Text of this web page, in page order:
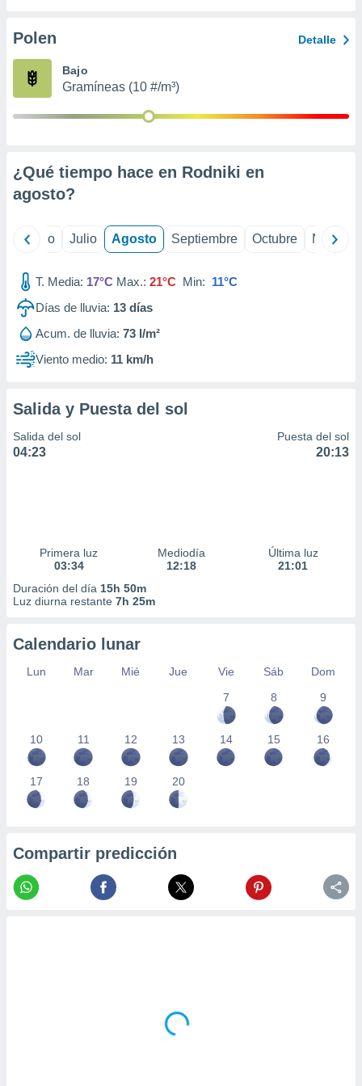
e
mediante
de
1199
Polen Detalle
Bajo
Gramíneas (10 #/m³)
¿Qué tiempo hace en Rodniki en
agosto?
Junio Julio Agosto Septiembre Octubre
T. Media: 17°C Max.: 21°C Min: 11°C
Días de lluvia: 13 días
Acum. de lluvia: 73 l/m²
Viento medio: 11 km/h
Salida y Puesta del sol
Salida del sol
04:23
Puesta del sol
20:13
Primera luz
03:34
Mediodía
12:18
Última luz
21:01
Duración del día 15h 50m
Luz diurna restante 7h 25m
Calendario lunar
Lun Mar Mié Jue Vie Sáb
Dom
7
8 9
10 11 12 13 14 15 16
17 18 19 20
Compartir predicción